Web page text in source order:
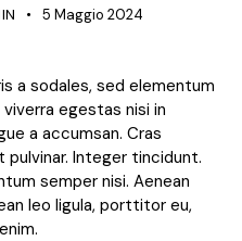
5 Maggio 2024
a sodales, sed elementum
egestas nisi in
a accumsan. Cras
Integer tincidunt.
semper nisi. Aenean
leo ligula, porttitor eu,